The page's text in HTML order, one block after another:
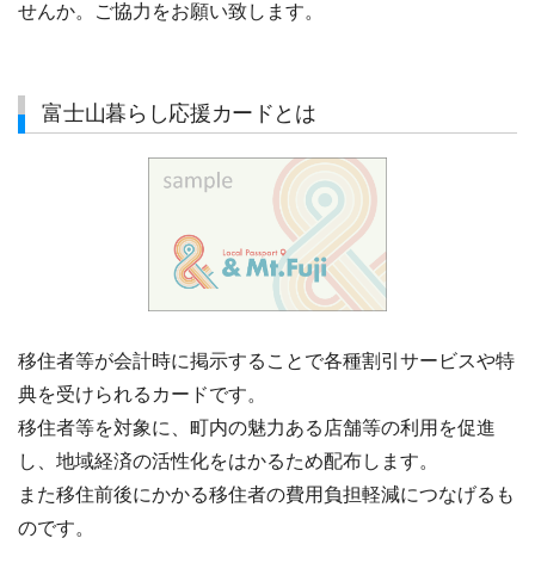
せんか。ご協力をお願い致します。
富士山暮らし応援カードとは
移住者等が会計時に掲示することで各種割引サービスや特
典を受けられるカードです。
移住者等を対象に、町内の魅力ある店舗等の利用を促進
し、地域経済の活性化をはかるため配布します。
また移住前後にかかる移住者の費用負担軽減につなげるも
のです。